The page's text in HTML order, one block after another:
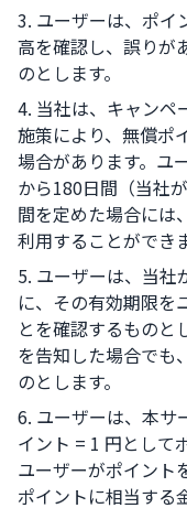
3. ユーザーは、ポイ
高を確認し、誤りが
のとします。
4. 当社は、キャンペ
施策により、無償ポ
場合があります。ユ
から180日間（当社
間を定めた場合には
利用することができ
5. ユーザーは、当社
に、その有効期限を
とを確認するものと
を告知した場合でも
のとします。
6. ユーザーは、本サ
イント = 1 円として
ユーザーがポイント
ポイントに相当する